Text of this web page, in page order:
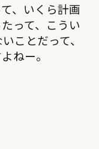
、いくら計画
って、こうい
ことだって、
ねー。